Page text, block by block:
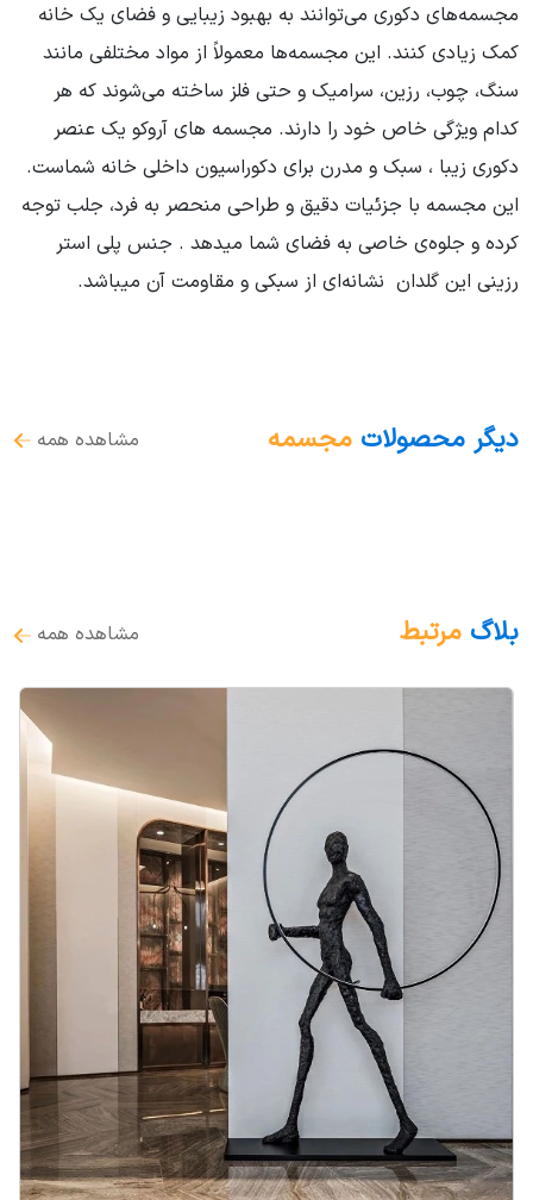
مجسمه‌های دکوری می‌توانند به بهبود زیبایی و فضای یک خانه
کمک زیادی کنند. این مجسمه‌ها معمولاً از مواد مختلفی مانند
سنگ، چوب، رزین، سرامیک و حتی فلز ساخته می‌شوند که هر
کدام ویژگی خاص خود را دارند. مجسمه های آروکو یک عنصر
دکوری زیبا ، سبک و مدرن برای دکوراسیون داخلی خانه شماست.
این مجسمه با جزئیات دقیق و طراحی منحصر به فرد، جلب توجه
کرده و جلوه‌ی خاصی به فضای شما میدهد . جنس پلی استر
رزینی این گلدان نشانه‌ای از سبکی و مقاومت آن میباشد.
دیگر محصولات مجسمه مشاهده همه
بلاگ مرتبط مشاهده همه